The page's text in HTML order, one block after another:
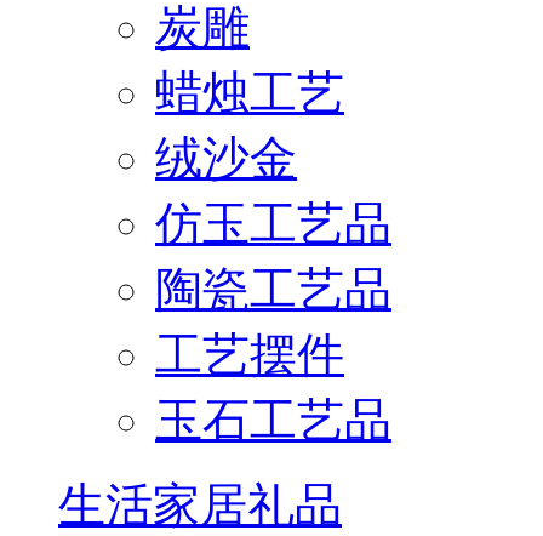
炭雕
蜡烛工艺
绒沙金
仿玉工艺品
陶瓷工艺品
工艺摆件
玉石工艺品
生活家居礼品